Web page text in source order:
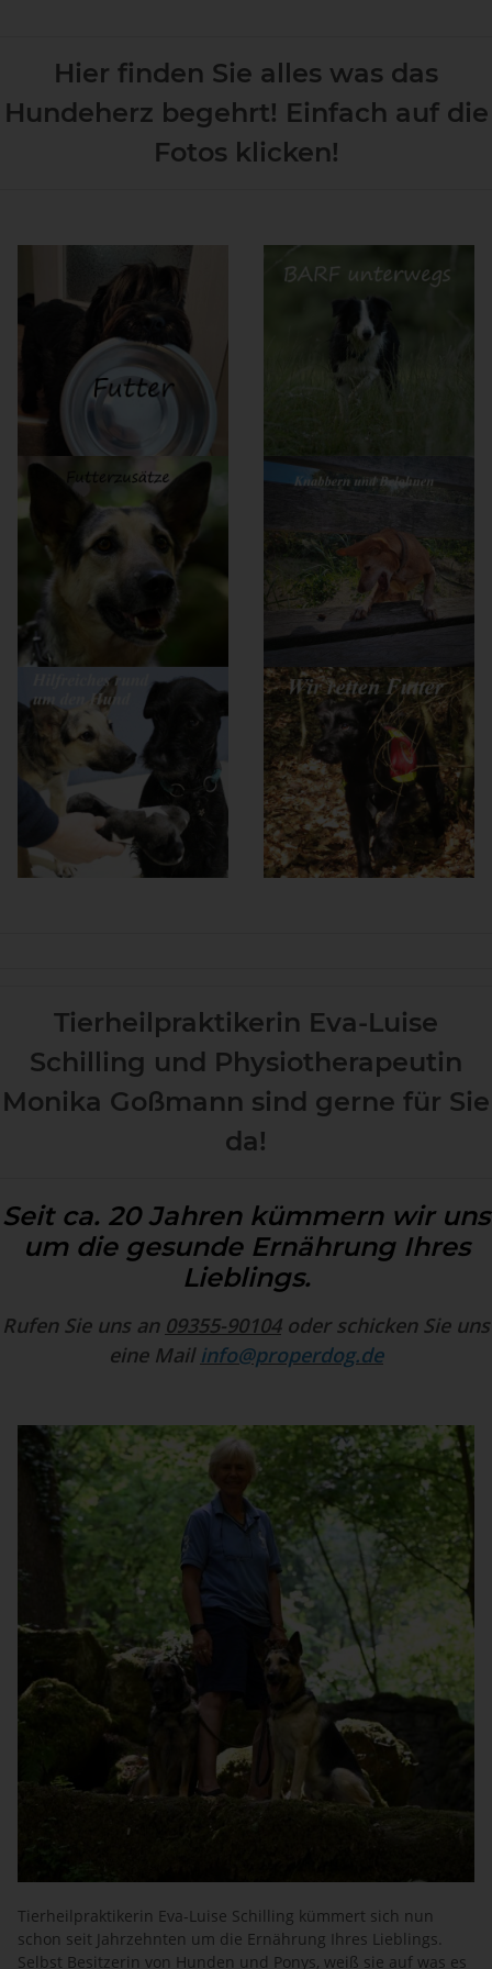
Hier finden Sie alles was das
Hundeherz begehrt! Einfach auf die
Fotos klicken!
Tierheilpraktikerin Eva-Luise
Schilling und Physiotherapeutin
Monika Goßmann sind gerne für Sie
da!
Seit ca. 20 Jahren kümmern wir uns
um die gesunde Ernährung Ihres
Lieblings.
Rufen Sie uns an 09355-90104 oder schicken Sie uns
eine Mail info@properdog.de
Tierheilpraktikerin Eva-Luise Schilling kümmert sich nun
schon seit Jahrzehnten um die Ernährung Ihres Lieblings.
Selbst Besitzerin von Hunden und Ponys, weiß sie auf was es